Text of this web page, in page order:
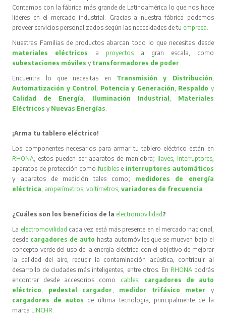
Contamos con la fábrica más grande de Latinoamérica lo que nos hace
líderes en el mercado industrial. Gracias a nuestra fábrica podemos
proveer servicios personalizados según las necesidades de tu empresa.
Nuestras Familias de productos abarcan todo lo que necesitas desde
materiales eléctricos
a proyectos
a gran escala, como
subestaciones móvilesy transformadores de poder.
Encuentra lo que necesitas en Transmisión y Distribución,
Automatización y Control, Potencia y Generación, Respaldo y
Calidad de Energía, Iluminación Industrial , Materiales
Eléctricos y Nuevas Energías.
¡Arma tu tablero eléctrico!
Los componentes necesarios para armar tu tablero eléctrico están en
RHONA, estos pueden ser aparatos de maniobra; llaves, interruptores,
aparatos de protección comofusibles e interruptores automáticos
y aparatos de medición tales como; medidores de energía
eléctrica, amperímetros,voltímetros,variadores de frecuencia.
¿Cuáles son los beneficios de la electromovilidad ?
La electromovilidad cada vez está más presente en el mercado nacional,
desde cargadores de auto hasta automóviles que se mueven bajo el
concepto verde del uso de la energía eléctrica con el objetivo de mejorar
la calidad del aire, reducir la contaminación acústica, contribuir al
desarrollo de ciudades más inteligentes, entre otros. En RHONA podrás
encontrar desde accesorios como cables, cargadores de auto
eléctrico, pedestal cargador, medidor trifásico meter
y
cargadores de autos de última tecnología, principalmente de la
marca LINCHR.